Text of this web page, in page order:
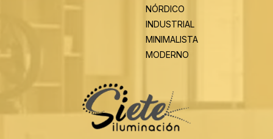
NÓRDICO
INDUSTRIAL
MINIMALISTA
MODERNO